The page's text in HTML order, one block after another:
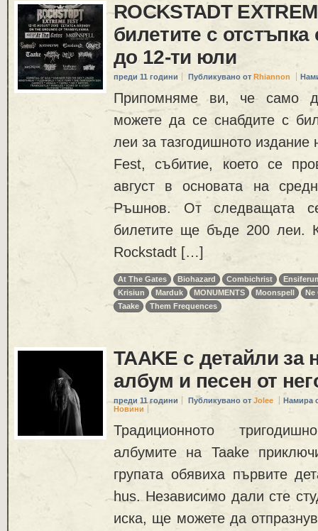
ROCKSTADT
билетите с
до 12-ти юли
преди 11 години Публикувано от Rhiannon
Припомняме ви, че само
можете да се снабдите с
леи за тазгодишното
Fest, събитие, което се
август в основата на
Ръшнов. От следващата
билетите ще бъде 200 леи.
Rockstadt […]
At The Gates Biohazard Combichrist
Krisiun
Marduk MONUMENTS Moonspell
Taake
Them Frequences
TAAKE с детайли за
албум и песен от
преди 11 години Публикувано от Jolee
Намира
Новини
Традиционното
албумите на Taake
групата обявиха първите
hus. Независимо дали сте
иска, ще можете да